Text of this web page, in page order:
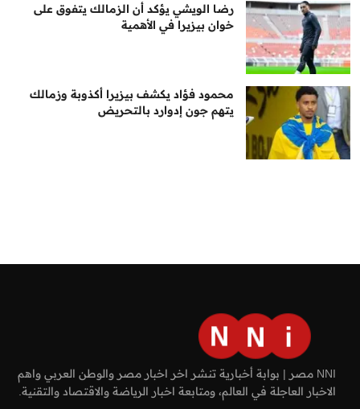
رضا الويشي يؤكد أن الزمالك يتفوق على
خوان بيزيرا في الأهمية
محمود فؤاد يكشف بيزيرا أكذوبة وزمالك
يتهم جون إدوارد بالتحريض
NNI مصر | بوابة أخبارية تنشر اخر اخبار مصر والوطن العربي واهم
الاخبار العاجلة في العالم، ومتابعة اخبار الرياضة والاقتصاد والتقنية.